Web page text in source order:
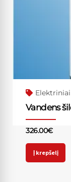
Elektriniai
Vandens
326.00€
Į krepšelį